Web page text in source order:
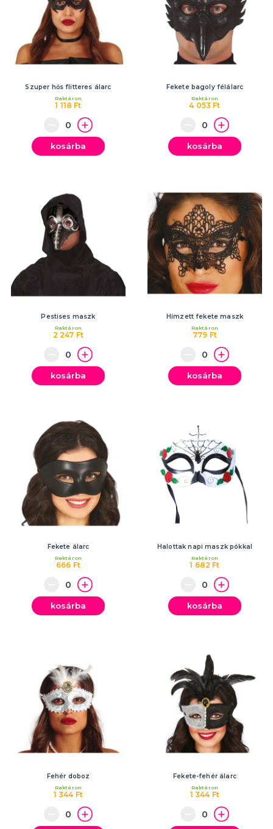
Szuper hős flitteres álarc
1 118 Ft
Raktáron
kosárba
Fekete bagoly félálarc
4 053 Ft
Raktáron
kosárba
Pestises maszk
2 247 Ft
Raktáron
kosárba
Hímzett fekete maszk
779 Ft
Raktáron
kosárba
Fekete álarc
666 Ft
Raktáron
kosárba
Halottak napi maszk pókkal
1 682 Ft
Raktáron
kosárba
Fehér doboz
1 344 Ft
Raktáron
Fekete-fehér álarc
1 344 Ft
Raktáron